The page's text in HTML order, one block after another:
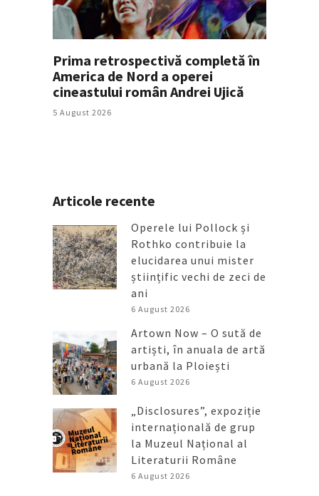
Prima retrospectivă completă în
America de Nord a operei
cineastului român Andrei Ujică
5 August 2026
Articole recente
Operele lui Pollock și
Rothko contribuie la
elucidarea unui mister
științific vechi de zeci de
ani
6 August 2026
Artown Now – O sută de
artiști, în anuala de artă
urbană la Ploiești
6 August 2026
„Disclosures”, expoziție
internațională de grup
la Muzeul Național al
Literaturii Române
6 August 2026